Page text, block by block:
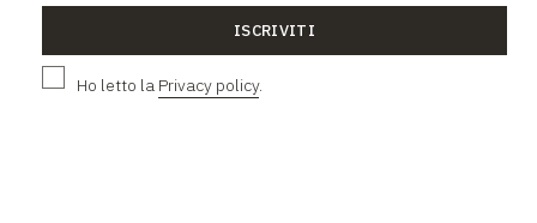
ISCRIVITI
Ho letto la Privacy policy.
Ho letto laPrivacy policy.